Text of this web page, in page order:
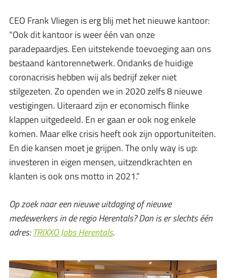
CEO Frank Vliegen is erg blij met het nieuwe kantoor:
“Ook dit kantoor is weer één van onze
paradepaardjes. Een uitstekende toevoeging aan ons
bestaand kantorennetwerk. Ondanks de huidige
coronacrisis hebben wij als bedrijf zeker niet
stilgezeten. Zo openden we in 2020 zelfs 8 nieuwe
vestigingen. Uiteraard zijn er economisch flinke
klappen uitgedeeld. En er gaan er ook nog enkele
komen. Maar elke crisis heeft ook zijn opportuniteiten.
En die kansen moet je grijpen. The only way is up:
investeren in eigen mensen, uitzendkrachten en
klanten is ook ons motto in 2021.”
Op zoek naar een nieuwe uitdaging of nieuwe
medewerkers in de regio Herentals? Dan is er slechts één
adres: TRIXXO Jobs Herentals.